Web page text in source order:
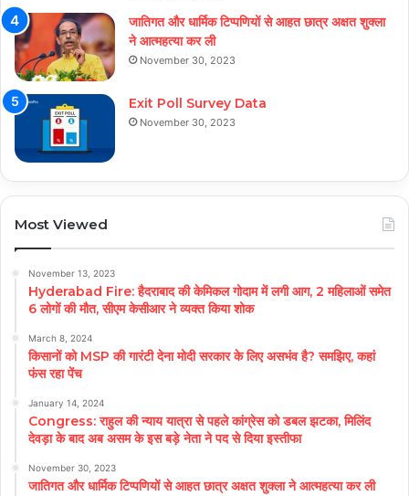
जातिगत और धार्मिक टिप्पणियों से आहत छात्र अक्षत शुक्ला
ने आत्महत्या कर ली
November 30, 2023
Exit Poll Survey Data
November 30, 2023
Most Viewed
November 13, 2023
Hyderabad Fire: हैदराबाद की केमिकल गोदाम में लगी आग, 2 महिलाओं समेत
6 लोगों की मौत, सीएम केसीआर ने व्यक्त किया शोक
March 8, 2024
किसानों को MSP की गारंटी देना मोदी सरकार के लिए असभंव है? समझिए, कहां
फंस रहा पेंच
January 14, 2024
Congress: राहुल की न्याय यात्रा से पहले कांग्रेस को डबल झटका, मिलिंद
देवड़ा के बाद अब असम के इस बड़े नेता ने पद से दिया इस्तीफा
November 30, 2023
जातिगत और धार्मिक टिप्पणियों से आहत छात्र अक्षत शुक्ला ने आत्महत्या कर ली